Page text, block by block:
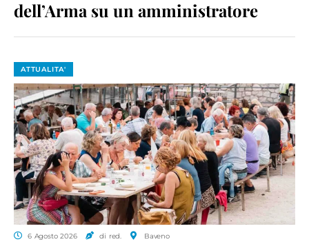
dell’Arma su un amministratore
ATTUALITA'
6 Agosto 2026 di red. Baveno